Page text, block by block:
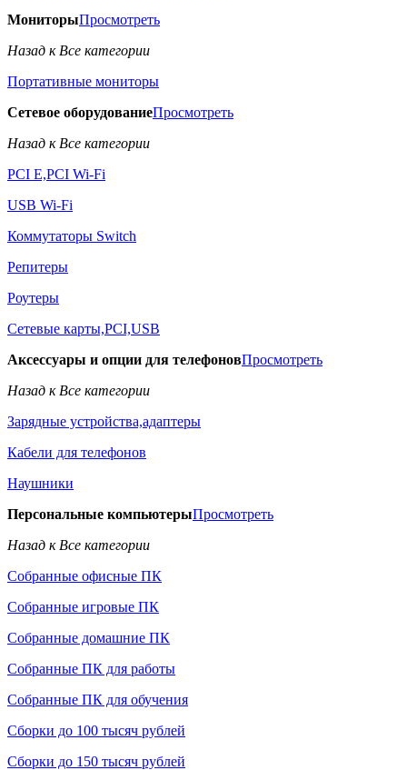
МониторыПросмотреть
Назад к Все категории
Портативные мониторы
Сетевое оборудованиеПросмотреть
Назад к Все категории
PCI E,PCI Wi-Fi
USB Wi-Fi
Коммутаторы Switch
Репитеры
Роутеры
Сетевые карты,PCI,USB
Аксессуары и опции для телефоновПросмотреть
Назад к Все категории
Зарядные устройства,адаптеры
Кабели для телефонов
Наушники
Персональные компьютерыПросмотреть
Назад к Все категории
Собранные офисные ПК
Собранные игровые ПК
Собранные домашние ПК
Собранные ПК для работы
Собранные ПК для обучения
Сборки до 100 тысяч рублей
Сборки до 150 тысяч рублей